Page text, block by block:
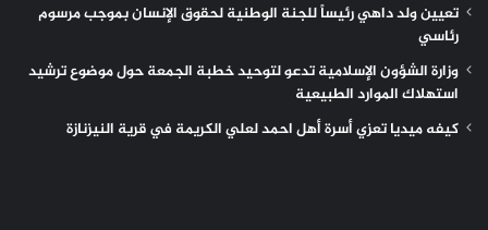
تعيين ولد داهي رئيساً للجنة الوطنية لحقوق الإنسان بموجب مرسوم
رئاسي
وزارة الشؤون الإسلامية تدعو لتوحيد خطبة الجمعة حول موضوع ترشيد
استهلاك الموارد الطبيعية
كيفه ميديا تعزي أسرة أهل احمد لعلي الكريمة في قرية النيزنازة